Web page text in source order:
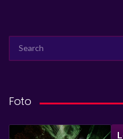
FOR:
Foto